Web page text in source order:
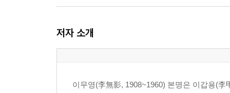
저자 소개
이무영(李無影, 1908~1960) 본명은 이갑용(